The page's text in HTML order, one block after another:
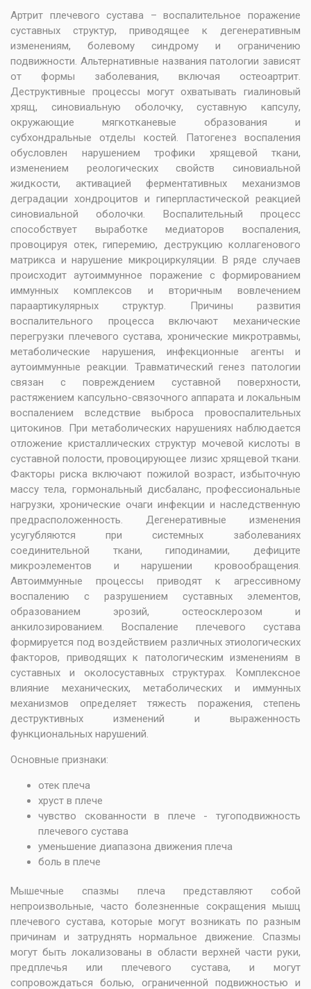
Артрит плечевого сустава – воспалительное поражение
суставных структур, приводящее к дегенеративным
изменениям, болевому синдрому и ограничению
подвижности. Альтернативные названия патологии зависят
от формы заболевания, включая остеоартрит.
Деструктивные процессы могут охватывать гиалиновый
хрящ, синовиальную оболочку, суставную капсулу,
окружающие мягкотканевые образования и
субхондральные отделы костей. Патогенез воспаления
обусловлен нарушением трофики хрящевой ткани,
изменением реологических свойств синовиальной
жидкости, активацией ферментативных механизмов
деградации хондроцитов и гиперпластической реакцией
синовиальной оболочки. Воспалительный процесс
способствует выработке медиаторов воспаления,
провоцируя отек, гиперемию, деструкцию коллагенового
матрикса и нарушение микроциркуляции. В ряде случаев
происходит аутоиммунное поражение с формированием
иммунных комплексов и вторичным вовлечением
параартикулярных структур. Причины развития
воспалительного процесса включают механические
перегрузки плечевого сустава, хронические микротравмы,
метаболические нарушения, инфекционные агенты и
аутоиммунные реакции. Травматический генез патологии
связан с повреждением суставной поверхности,
растяжением капсульно-связочного аппарата и локальным
воспалением вследствие выброса провоспалительных
цитокинов. При метаболических нарушениях наблюдается
отложение кристаллических структур мочевой кислоты в
суставной полости, провоцирующее лизис хрящевой ткани.
Факторы риска включают пожилой возраст, избыточную
массу тела, гормональный дисбаланс, профессиональные
нагрузки, хронические очаги инфекции и наследственную
предрасположенность. Дегенеративные изменения
усугубляются при системных заболеваниях
соединительной ткани, гиподинамии, дефиците
микроэлементов и нарушении кровообращения.
Автоиммунные процессы приводят к агрессивному
воспалению с разрушением суставных элементов,
образованием эрозий, остеосклерозом и
анкилозированием. Воспаление плечевого сустава
формируется под воздействием различных этиологических
факторов, приводящих к патологическим изменениям в
суставных и околосуставных структурах. Комплексное
влияние механических, метаболических и иммунных
механизмов определяет тяжесть поражения, степень
деструктивных изменений и выраженность
функциональных нарушений.
Основные признаки:
отек плеча
хруст в плече
чувство скованности в плече - тугоподвижность
плечевого сустава
уменьшение диапазона движения плеча
боль в плече
Мышечные спазмы плеча представляют собой
непроизвольные, часто болезненные сокращения мышц
плечевого сустава, которые могут возникать по разным
причинам и затруднять нормальное движение. Спазмы
могут быть локализованы в области верхней части руки,
предплечья или плечевого сустава, и могут
сопровождаться болью, ограниченной подвижностью и